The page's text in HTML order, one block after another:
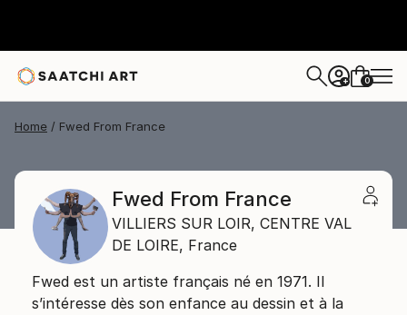
+ 0
Home Fwed From France
Fwed From France
VILLIERS SUR LOIR, CENTRE VAL
DE LOIRE, France
Fwed est un artiste français né en 1971. Il
s’intéresse dès son enfance au dessin et à la